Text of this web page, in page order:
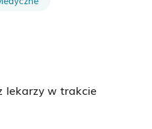
w trakcie